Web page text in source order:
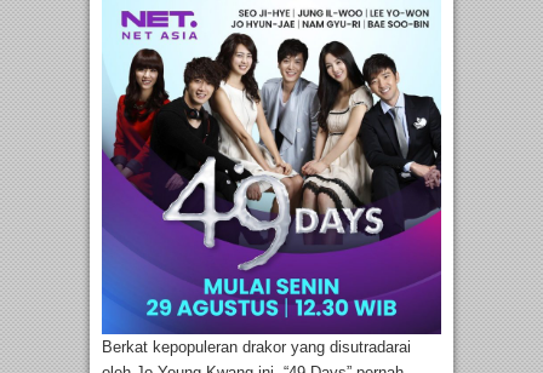
Berkat kepopuleran drakor yang disutradarai